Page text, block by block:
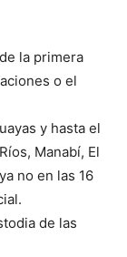
la primera
o el
y hasta el
Manabí, El
no en las 16
de las